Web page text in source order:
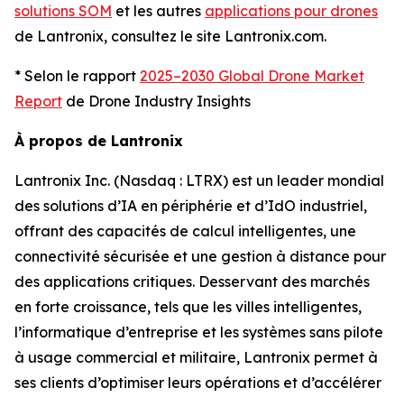
solutions SOM et les autres applications pour drones
de Lantronix, consultez le site Lantronix.com.
* Selon le rapport 2025–2030 Global Drone Market
Report de Drone Industry Insights
À propos de Lantronix
Lantronix Inc. (Nasdaq : LTRX) est un leader mondial
des solutions d’IA en périphérie et d’IdO industriel,
offrant des capacités de calcul intelligentes, une
connectivité sécurisée et une gestion à distance pour
des applications critiques. Desservant des marchés
en forte croissance, tels que les villes intelligentes,
l’informatique d’entreprise et les systèmes sans pilote
à usage commercial et militaire, Lantronix permet à
ses clients d’optimiser leurs opérations et d’accélérer